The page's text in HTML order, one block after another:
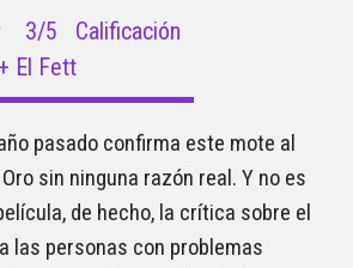
3/5
Calificación
El Fett
pasado confirma este mote al
Oro sin ninguna razón real. Y no es
de hecho, la crítica sobre el
las personas con problemas